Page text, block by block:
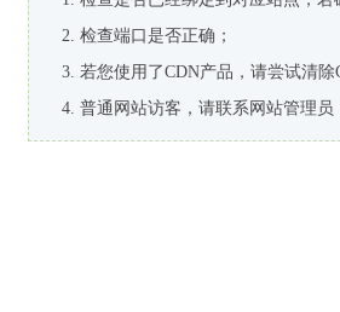
检查端口是否正确；
若您使用了CDN产品，请尝试清除
普通网站访客，请联系网站管理员